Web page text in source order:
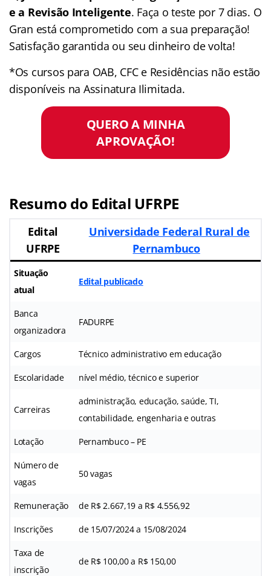
e a Revisão Inteligente. Faça o teste por 7 dias. O
Gran está comprometido com a sua preparação!
Satisfação garantida ou seu dinheiro de volta!
*Os cursos para OAB, CFC e Residências não estão
disponíveis na Assinatura Ilimitada.
QUERO A MINHA
APROVAÇÃO!
Resumo do Edital UFRPE
Edital
UFRPE
Universidade Federal Rural de
Pernambuco
Situação
atual
Edital publicado
Banca
organizadora
FADURPE
Cargos Técnico administrativo em educação
Escolaridade nível médio, técnico e superior
Carreiras
administração, educação, saúde, TI,
contabilidade, engenharia e outras
Lotação Pernambuco – PE
Número de
vagas
50 vagas
Remuneração de R$ 2.667,19 a R$ 4.556,92
Inscrições de 15/07/2024 a 15/08/2024
Taxa de
inscrição
de R$ 100,00 a R$ 150,00